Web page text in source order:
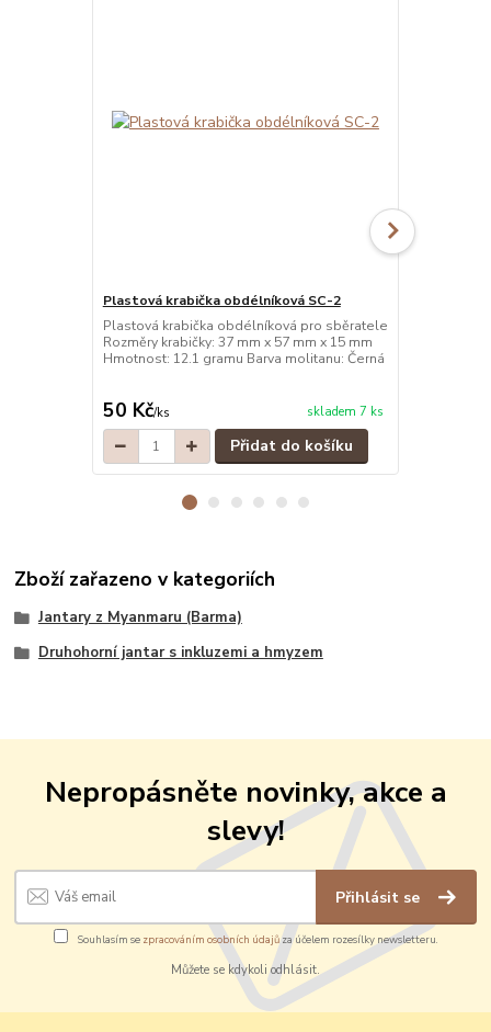
Plastová krabička obdélníková SC-2
Plastová krabička obdélníková pro sběratele
Rozměry krabičky: 37 mm x 57 mm x 15 mm
Hmotnost: 12.1 gramu Barva molitanu: Černá
50 Kč/ks skladem 7 ks
Přidat do košíku
Zboží zařazeno v kategoriích
Jantary z Myanmaru (Barma)
Druhohorní jantar s inkluzemi a hmyzem
Nepropásněte novinky, akce a
slevy!
Přihlásit se
Souhlasím se zpracováním osobních údajůza účelem rozesílky newsletteru.
Můžete se kdykoli odhlásit.